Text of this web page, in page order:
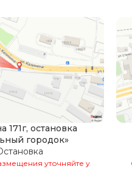
171г, остановка
городок»
уточняйте у